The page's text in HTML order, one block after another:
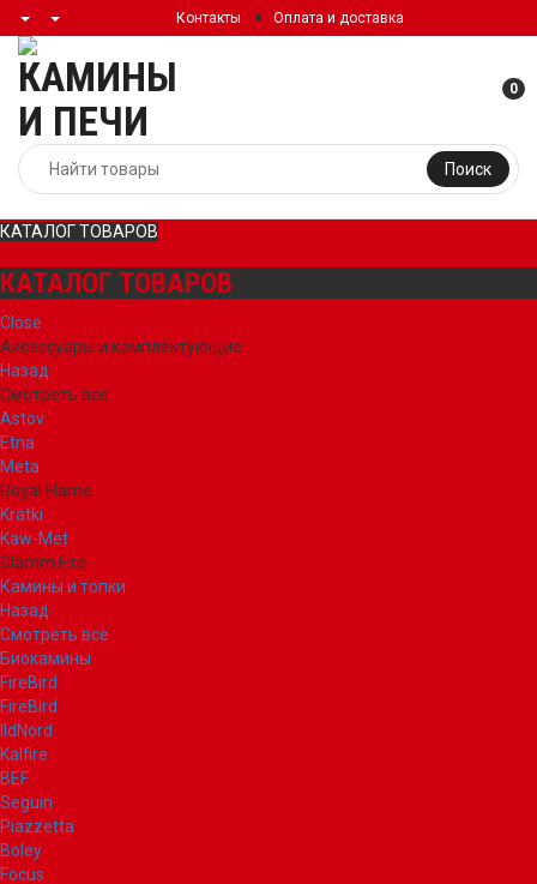
Контакты Оплата и доставка
Поиск
0
КАТАЛОГ ТОВАРОВ
КАТАЛОГ ТОВАРОВ
Close
Аксессуары и комплектующие
Назад
Смотреть все
Astov
Etna
Meta
Royal Flame
Kratki
Kaw-Met
Glamm Fire
Камины и топки
Назад
Смотреть все
Биокамины
FireBird
FireBird
IldNord
Kalfire
BEF
Seguin
Piazzetta
Boley
Focus